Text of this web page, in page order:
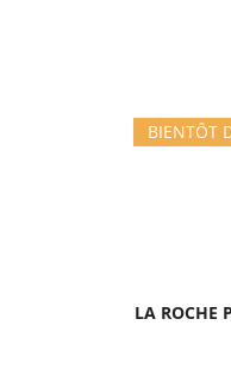
BIENTÔT
LA ROCHE